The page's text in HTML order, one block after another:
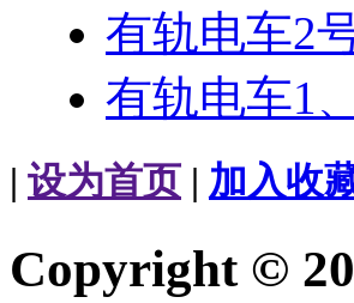
有轨电车2
有轨电车1
| 设为首页 | 加入收
Copyright ©